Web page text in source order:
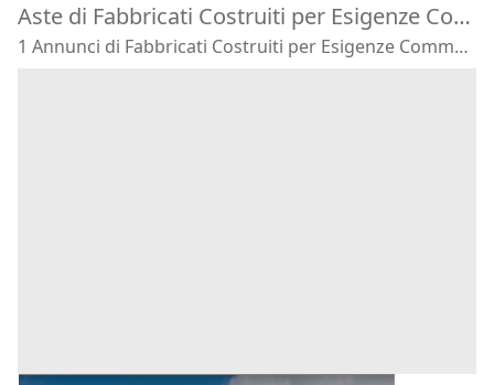
Aste di Fabbricati Costruiti per Esigenze Commerciali Villa Estense
1 Annunci di Fabbricati Costruiti per Esigenze Commerciali - Villa Estense